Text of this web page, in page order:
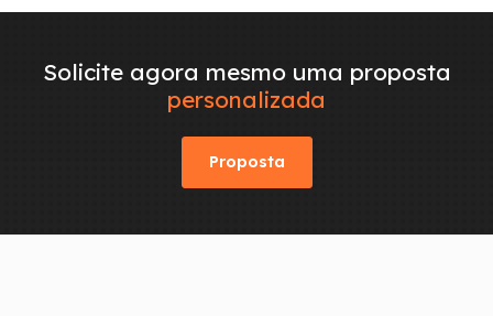
Solicite agora mesmo uma proposta
personalizada
Proposta